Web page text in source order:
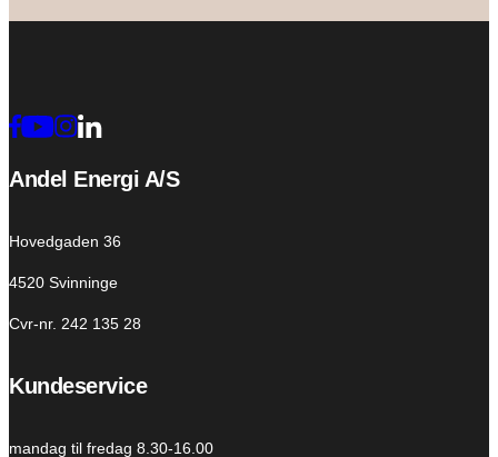
Andel Energi A/S
Hovedgaden 36
4520 Svinninge
Cvr-nr. 242 135 28
Kundeservice
mandag til fredag 8.30-16.00